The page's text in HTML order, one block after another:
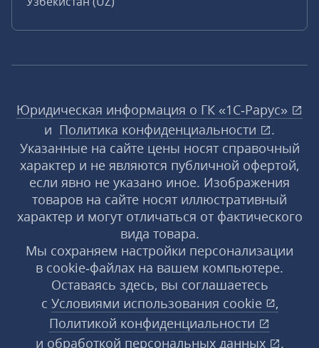
Юридическая информация о ГК «1С‑Рарус»
и Политика конфиденциальности
.
Указанные на сайте цены носят справочный
характер и не являются публичной офертой,
если явно не указано иное. Изображения
товаров на сайте носят иллюстративный
характер и могут отличаться от фактического
вида товара.
Мы сохраняем настройки персонализации
в cookie‑файлах на вашем компьютере.
Оставаясь здесь, вы соглашаетесь
с Условиями использования cookie
,
Политикой конфиденциальности
и обработкой персональных данных
.